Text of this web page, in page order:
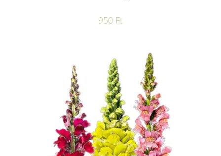
950 Ft